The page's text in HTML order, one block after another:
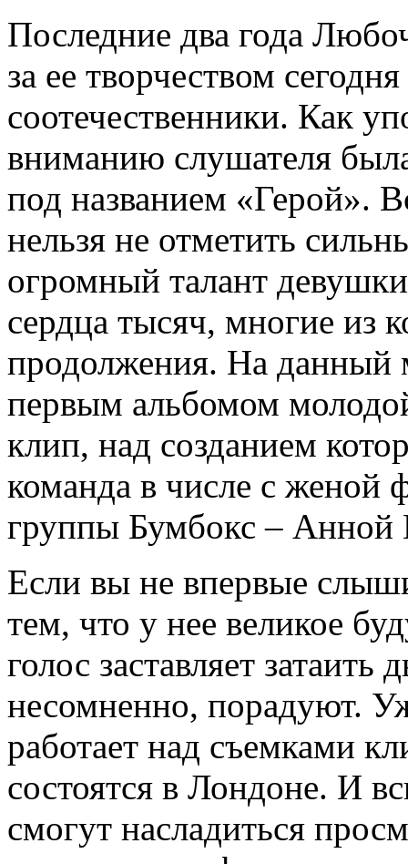
Последние два года
за ее творчеством
соотечественники. Как
вниманию слушателя
под названием «Герой».
нельзя не отметить
огромный талант
сердца тысяч, многие из
продолжения. На данный
первым альбомом
клип, над созданием
команда в числе с женой
группы Бумбокс – Анной
Если вы не впервые
тем, что у нее великое
голос заставляет
несомненно, порадуют.
работает над съемками
состоятся в Лондоне. И
смогут насладиться